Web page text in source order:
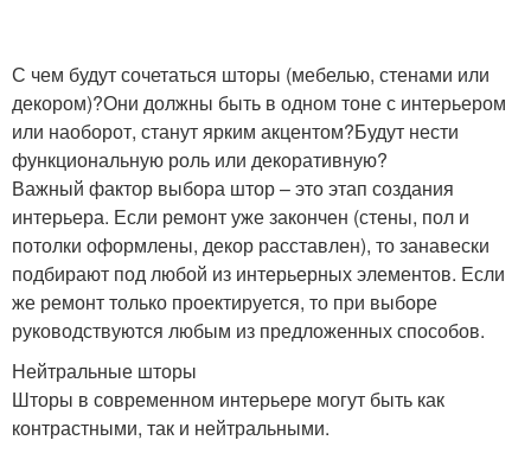
С чем будут сочетаться шторы (мебелью, стенами или
декором)?Они должны быть в одном тоне с интерьером
или наоборот, станут ярким акцентом?Будут нести
функциональную роль или декоративную?
Важный фактор выбора штор – это этап создания
интерьера. Если ремонт уже закончен (стены, пол и
потолки оформлены, декор расставлен), то занавески
подбирают под любой из интерьерных элементов. Если
же ремонт только проектируется, то при выборе
руководствуются любым из предложенных способов.
Нейтральные шторы
Шторы в современном интерьере могут быть как
контрастными, так и нейтральными.